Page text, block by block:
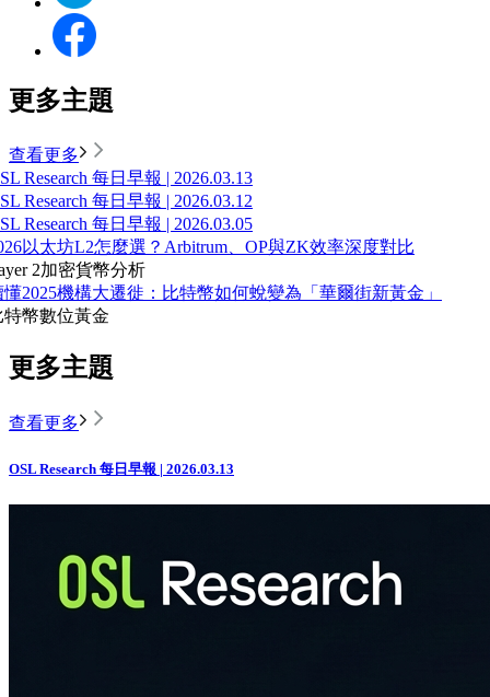
更多主題
查看更多
Research 每日早報 | 2026.03.13
Research 每日早報 | 2026.03.12
Research 每日早報 | 2026.03.05
以太坊L2怎麼選？Arbitrum、OP與ZK效率深度對比
2加密貨幣分析
懂2025機構大遷徙：比特幣如何蛻變為「華爾街新黃金」
特幣數位黃金
更多主題
查看更多
OSL Research 每日早報 | 2026.03.13